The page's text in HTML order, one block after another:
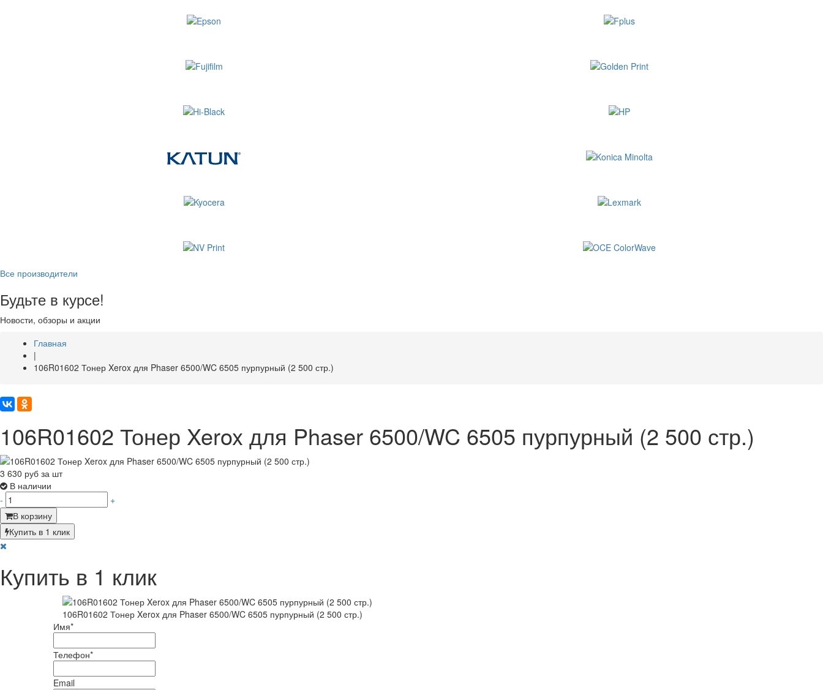
Все производители
Будьте в курсе!
Новости, обзоры и акции
Главная
|
106R01602 Тонер Xerox для Phaser 6500/WC 6505 пурпурный (2 500 стр.)
106R01602 Тонер Xerox для Phaser 6500/WC 6505 пурпурный (2 500 стр.)
3 630 руб за шт
В наличии
-
+
В корзину
Купить в 1 клик
Купить в 1 клик
106R01602 Тонер Xerox для Phaser 6500/WC 6505 пурпурный (2 500 стр.)
Имя*
Телефон*
Email